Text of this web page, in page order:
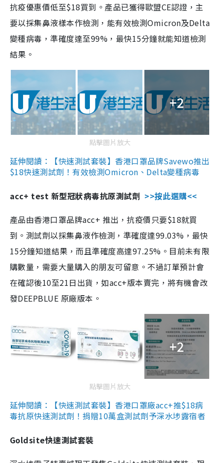
抗疫優惠價低至$18買到。產品已獲得歐盟CE認證，主
要以採集鼻液樣本作檢測，能有效檢測Omicron及Delta
變種病毒，準確度達至99%，最快15分鐘就能知道檢測
結果。
+2
點擊圖片放大
延伸閱讀：【快速測試套裝】香港口罩品牌Savewo推出
$18快速測試劑！有效檢測Omicron、Delta變種病毒
acc+ test 新型冠狀病毒抗原測試劑 >>按此選購<<
產品由香港口罩品牌acc+ 推出，抗疫價只要$18就買
到。測試劑以採集鼻液作檢測，準確度達99.03%，最快
15分鐘知道結果，而且準確度高達97.25%。目前未有限
購數量，需要大量購入的朋友可留意。不過訂單預計會
在確認後10至21日出貨，如acc+版本賣完，將有機會改
發DEEPBLUE 原廠版本。
+2
點擊圖片放大
延伸閱讀：【快速測試套裝】香港口罩廠acc+推$18病
毒抗原快速測試劑！捐贈10萬盒測試劑予深水埗露宿者
Goldsite快速測試套裝